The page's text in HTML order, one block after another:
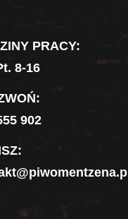
PRACY:
8-16
902
@piwomentzena.p